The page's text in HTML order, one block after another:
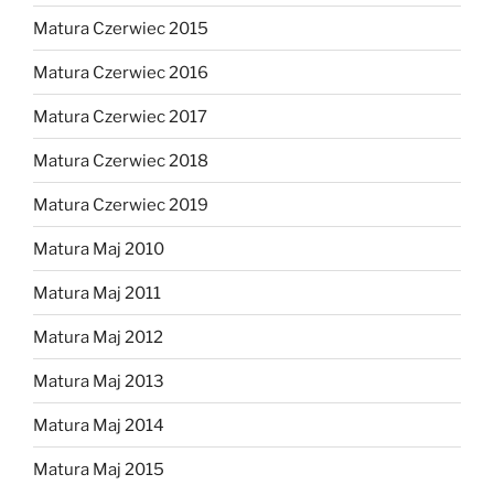
Matura Czerwiec 2015
Matura Czerwiec 2016
Matura Czerwiec 2017
Matura Czerwiec 2018
Matura Czerwiec 2019
Matura Maj 2010
Matura Maj 2011
Matura Maj 2012
Matura Maj 2013
Matura Maj 2014
Matura Maj 2015